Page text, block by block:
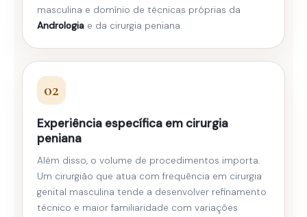
masculina e domínio de técnicas próprias da
Andrologia e da cirurgia peniana.
02
Experiência específica em cirurgia
peniana
Além disso, o volume de procedimentos importa.
Um cirurgião que atua com frequência em cirurgia
genital masculina tende a desenvolver refinamento
técnico e maior familiaridade com variações